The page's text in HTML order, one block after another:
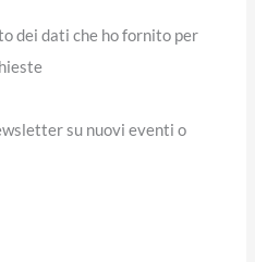
dei dati che ho fornito per
su nuovi eventi o